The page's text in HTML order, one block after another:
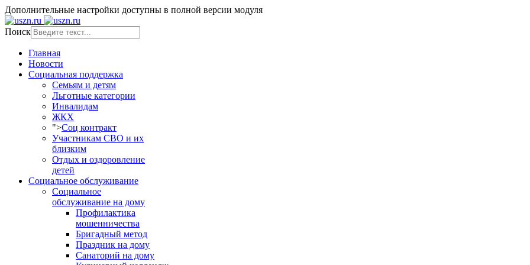
Дополнительные настройки доступны в полной версии модуля
Поиск
Главная
Новости
Социальная поддержка
Семьям и детям
Льготные категории
Инвалидам
ЖКХ
">Соц контракт
Участникам СВО и их
близким
Отдых и оздоровление
детей
Социальное обслуживание
Социальное
обслуживание на дому
Профилактика
мошенничества
Бригадный метод
Праздник на дому
Санаторий на дому